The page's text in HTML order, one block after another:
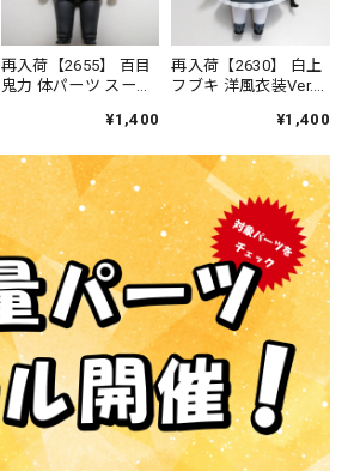
再入荷【2655】 百目
鬼力 体パーツ スー
¥1,400
再入荷【2630】 白上
フブキ 洋風衣装Ver.
¥1,400